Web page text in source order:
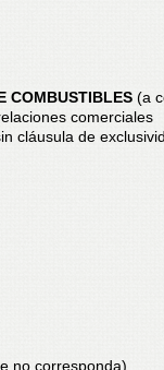
COMBUSTIBLES (a
comerciales
cláusula de
no corresponda)